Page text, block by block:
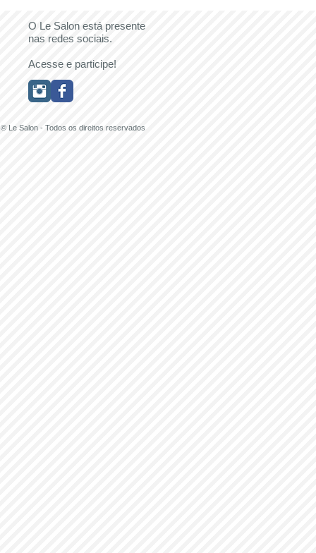
O Le Salon está presente
nas redes sociais.
Acesse e participe!
© Le Salon - Todos os direitos reservados